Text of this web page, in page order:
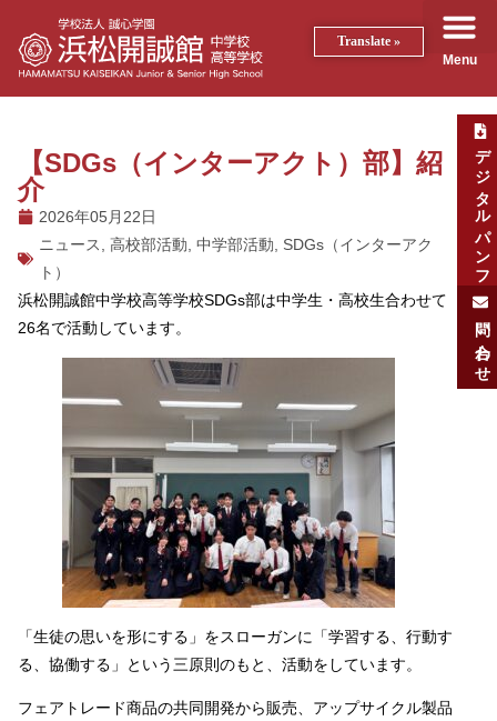
Menu
デジタルパンフ
問い合わせ
【SDGs（インターアクト）部】紹
介
2026年05月22日
ニュース
高校部活動 中学部活動
SDGs（インターアク
ト）
浜松開誠館中学校高等学校SDGs部は中学生・高校生合わせて
26名で活動しています。
「生徒の思いを形にする」をスローガンに「学習する、行動す
る、協働する」という三原則のもと、活動をしています。
フェアトレード商品の共同開発から販売、アップサイクル製品
Translate »